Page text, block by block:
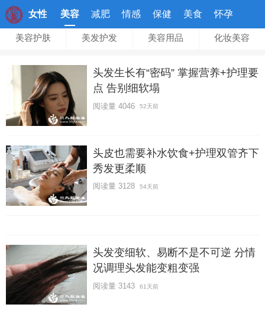
女性 美容 减肥 情感 保健 美食 怀孕
美容护肤 美发护发 美容用品 化妆美容
头发生长有“密码” 掌握营养+护理要
点 告别细软塌
阅读量 4046 52天前
头皮也需要补水饮食+护理双管齐下
秀发更柔顺
阅读量 3128 54天前
头发变细软、易断不是不可逆 分情
况调理头发能变粗变强
阅读量 3143 61天前